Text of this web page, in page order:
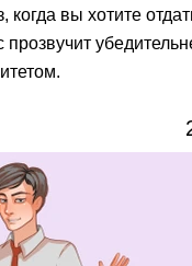
когда вы хотите